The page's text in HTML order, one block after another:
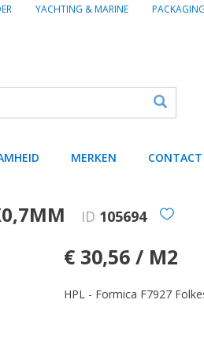
YACHTING & MARINE PACKAGING
MERKEN CONTACT
ID 105694
€ 30,56 / M2
HPL - Formica F7927